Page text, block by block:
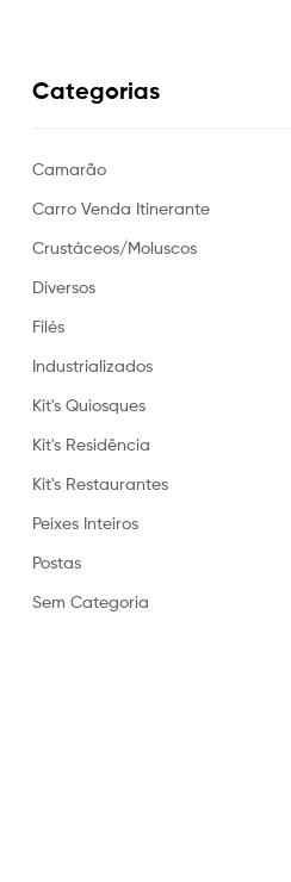
Categorias
Camarão
Carro Venda Itinerante
Crustáceos/Moluscos
Diversos
Filés
Industrializados
Kit's Quiosques
Kit's Residência
Kit's Restaurantes
Peixes Inteiros
Postas
Sem Categoria